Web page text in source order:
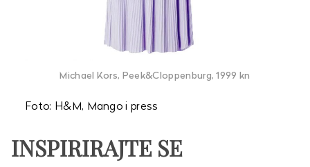
Michael Kors, Peek&Cloppenburg, 1999 kn
Foto: H&M, Mango i press
INSPIRIRAJTE SE